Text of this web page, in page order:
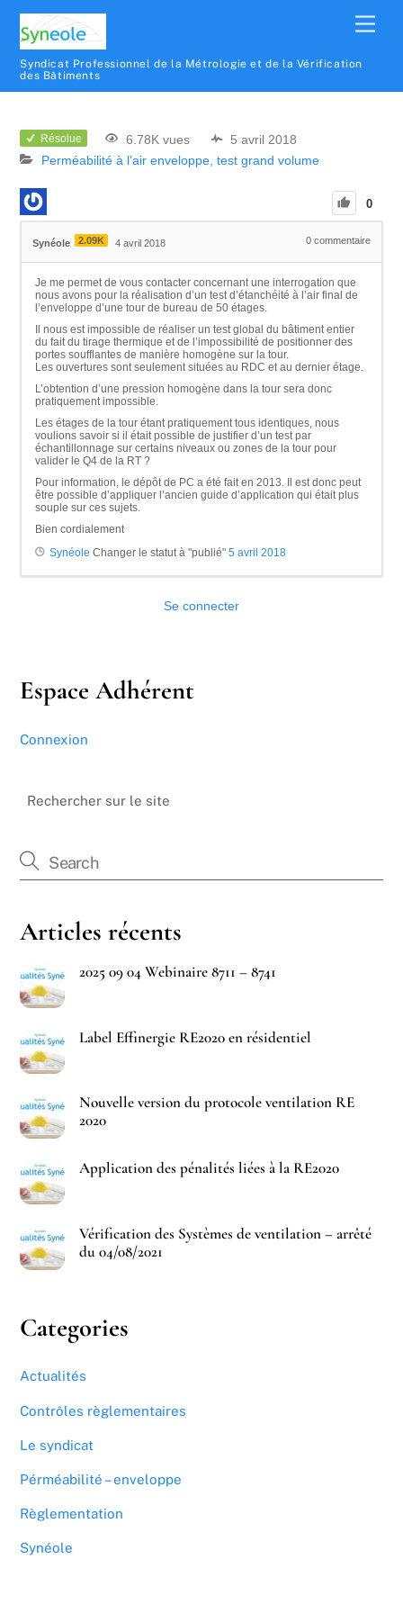
Syndicat Professionnel de la Métrologie et de la Vérification
des Bâtiments
Résolue 6.78K vues
5 avril 2018
Perméabilité à l’air enveloppe, test grand volume
0
Synéole 2.09K 4 avril 2018 0commentaire
Je me permet de vous contacter concernant une interrogation que
nous avons pour la réalisation d’un test d’étanchéité à l’air final de
l’enveloppe d’une tour de bureau de 50 étages.
Il nous est impossible de réaliser un test global du bâtiment entier
du fait du tirage thermique et de l’impossibilité de positionner des
portes soufflantes de manière homogène sur la tour.
Les ouvertures sont seulement situées au RDC et au dernier étage.
L’obtention d’une pression homogène dans la tour sera donc
pratiquement impossible.
Les étages de la tour étant pratiquement tous identiques, nous
voulions savoir si il était possible de justifier d’un test par
échantillonnage sur certains niveaux ou zones de la tour pour
valider le Q4 de la RT ?
Pour information, le dépôt de PC a été fait en 2013. Il est donc peut
être possible d’appliquer l’ancien guide d’application qui était plus
souple sur ces sujets.
Bien cordialement
Synéole Changer le statut à "publié"5 avril 2018
Se connecter
Espace Adhérent
Connexion
Rechercher sur le site
Articles récents
2025 09 04 Webinaire 8711 – 8741
Label Effinergie RE2020 en résidentiel
Nouvelle version du protocole ventilation RE
2020
Application des pénalités liées à la RE2020
Vérification des Systèmes de ventilation – arrêté
du 04/08/2021
Categories
Actualités
Contrôles règlementaires
Le syndicat
Pérméabilité – enveloppe
Règlementation
Synéole